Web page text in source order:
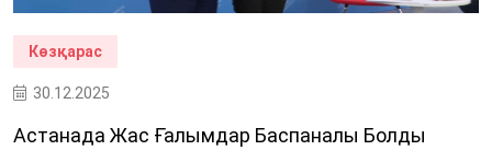
Көзқарас
30.12.2025
Астанада Жас Ғалымдар Баспаналы Болды